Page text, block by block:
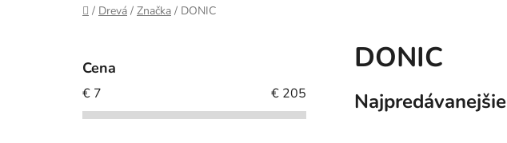
Domov
/ Drevá / Značka / DONIC
Cena
€ 7 € 205
DONIC
Najpredávanejšie